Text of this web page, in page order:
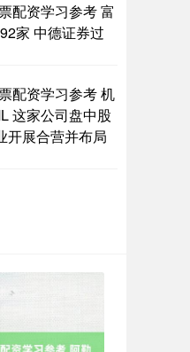
+0.10 +0.04%
配资学习参考 富
家 中德证券过
配资学习参考 机
这家公司盘中股
开展合营并布局